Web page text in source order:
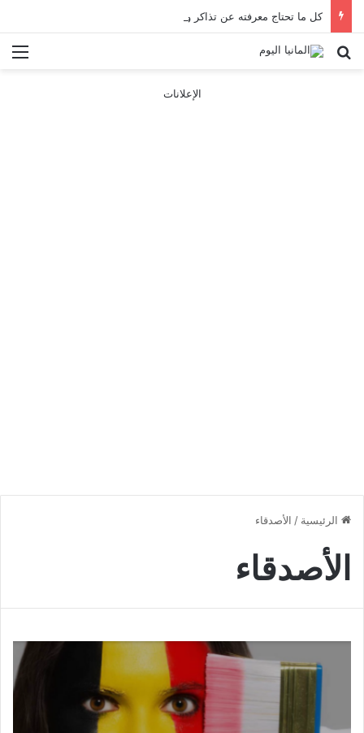
كل ما تحتاج معرفته عن تذاكر ووسائل النقل في باريس 2025
بحث عن
الإعلانات
الرئيسية / الأصدقاء
الأصدقاء